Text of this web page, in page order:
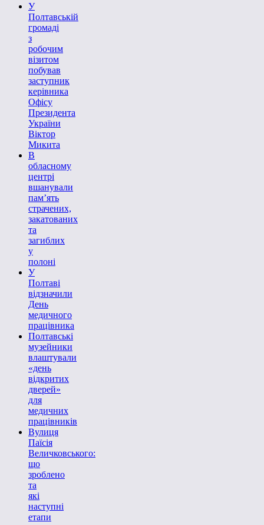
У
Полтавській
громаді
з
робочим
візитом
побував
заступник
керівника
Офісу
Президента
України
Віктор
Микита
В
обласному
центрі
вшанували
пам’ять
страчених,
закатованих
та
загиблих
у
полоні
У
Полтаві
відзначили
День
медичного
працівника
Полтавські
музейники
влаштували
«день
відкритих
дверей»
для
медичних
працівників
Вулиця
Паїсія
Величковського:
що
зроблено
та
які
наступні
етапи